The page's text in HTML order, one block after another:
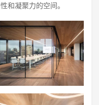
和凝聚力的空间。